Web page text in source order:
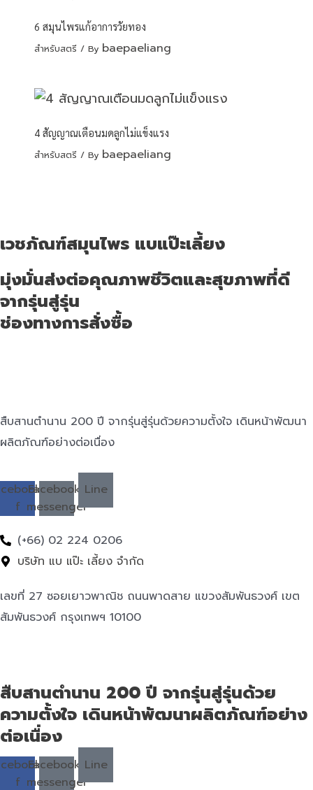
6 สมุนไพรแก้อาการวัยทอง
สำหรับสตรี / By baepaeliang
4 สัญญาณเตือนมดลูกไม่แข็งแรง
สำหรับสตรี / By baepaeliang
เวชภัณฑ์สมุนไพร แบแป๊ะเลี้ยง
มุ่งมั่นส่งต่อคุณภาพชีวิตและสุขภาพที่ดี
จากรุ่นสู่รุ่น
ช่องทางการสั่งซื้อ
สืบสานตำนาน 200 ปี จากรุ่นสู่รุ่นด้วยความตั้งใจ เดินหน้าพัฒนา
ผลิตภัณฑ์อย่างต่อเนื่อง
f
Facebook-
messenger
Line
(+66) 02 224 0206
บริษัท แบ แป๊ะ เลี้ยง จำกัด
เลขที่ 27 ซอยเยาวพาณิช ถนนพาดสาย แขวงสัมพันธวงศ์ เขต
สัมพันธวงศ์ กรุงเทพฯ 10100
สืบสานตำนาน 200 ปี จากรุ่นสู่รุ่นด้วย
ความตั้งใจ เดินหน้าพัฒนาผลิตภัณฑ์อย่าง
ต่อเนื่อง
f
Facebook-
messenger
Line